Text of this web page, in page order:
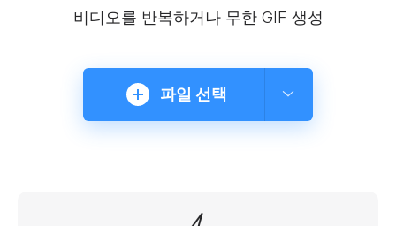
비디오를 반복하거나 무한 GIF 생성
파일 선택